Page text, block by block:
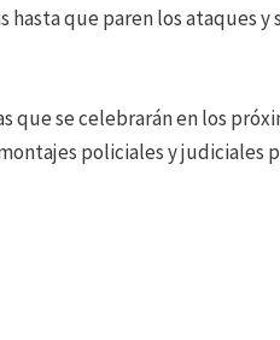
que paren los ataques y
que se celebrarán en los
policiales y judiciales